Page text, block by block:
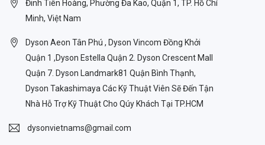
Đinh Tiên Hoàng, Phường Đa Kao, Quận 1, TP. Hồ Chí
Minh, Việt Nam
Dyson Aeon Tân Phú , Dyson Vincom Đồng Khởi
Quận 1 ,Dyson Estella Quận 2. Dyson Crescent Mall
Quận 7. Dyson Landmark81 Quận Bình Thạnh,
Dyson Takashimaya Các Kỹ Thuật Viên Sẽ Đến Tận
Nhà Hỗ Trợ Kỹ Thuật Cho Qúy Khách Tại TP.HCM
dysonvietnams@gmail.com